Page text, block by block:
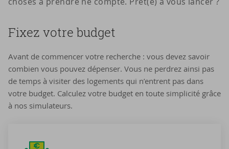
Fixez ­votre bud­get
Avant de commencer votre recherche : vous devez savoir
combien vous pouvez dépenser. Vous ne perdrez ainsi pas
de temps à visiter des logements qui n’entrent pas dans
votre budget. Calculez votre budget en toute simplicité grâce
à nos simulateurs.